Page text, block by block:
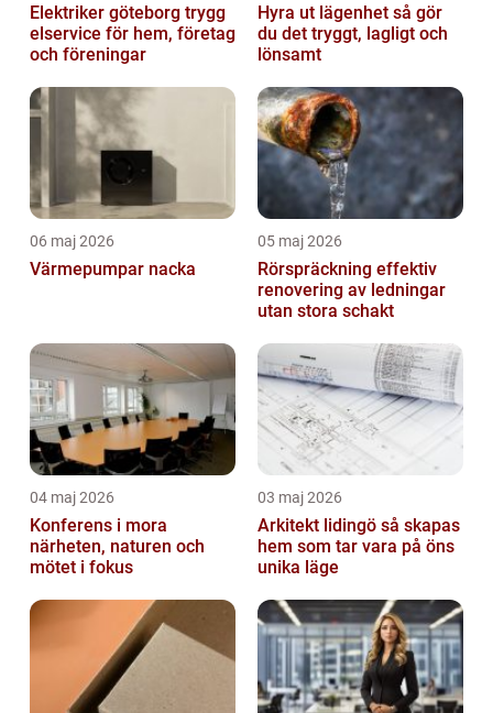
Elektriker göteborg trygg
elservice för hem, företag
och föreningar
Hyra ut lägenhet så gör
du det tryggt, lagligt och
lönsamt
06 maj 2026
Värmepumpar nacka
05 maj 2026
Rörspräckning effektiv
renovering av ledningar
utan stora schakt
04 maj 2026
Konferens i mora
närheten, naturen och
mötet i fokus
03 maj 2026
Arkitekt lidingö så skapas
hem som tar vara på öns
unika läge